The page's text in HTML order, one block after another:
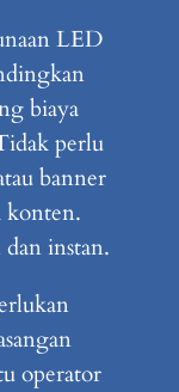
LED
biaya
perlu
banner
konten.
instan.
operator